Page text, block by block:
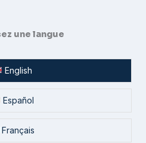
une langue
English
Español
Français